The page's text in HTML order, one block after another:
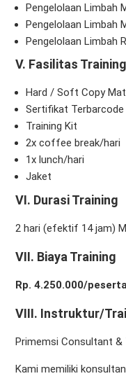
Pengelolaan Limbah
Pengelolaan Limbah
Pengelolaan Limbah
V. Fasilitas Training
Hard / Soft Copy
Sertifikat
Training Kit
2x coffee break/hari
1x lunch/hari
Jaket
VI. Durasi Training
2 hari (efektif 14 jam)
VII. Biaya Training
Rp. 4.250.000/peserta
VIII. Instruktur/
Primemsi Consultant &
Kami memiliki